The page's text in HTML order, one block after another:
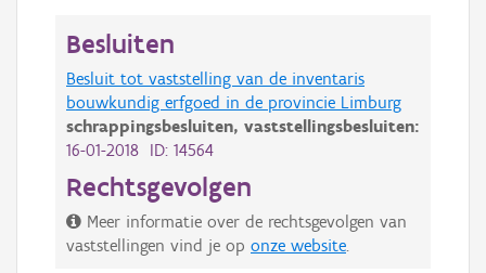
Besluiten
Besluit tot vaststelling van de inventaris
bouwkundig erfgoed in de provincie Limburg
schrappingsbesluiten, vaststellingsbesluiten:
16-01-2018 ID: 14564
Rechtsgevolgen
Meer informatie over de rechtsgevolgen van
vaststellingen vind je op onze website